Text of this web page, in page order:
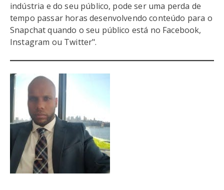
indústria e do seu público, pode ser uma perda de
tempo passar horas desenvolvendo conteúdo para o
Snapchat quando o seu público está no Facebook,
Instagram ou Twitter".